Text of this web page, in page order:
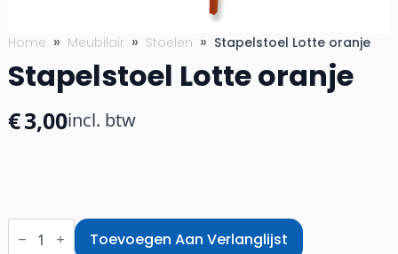
Home Meubilair Stoelen Stapelstoel Lotte oranje
Stapelstoel Lotte oranje
€3,00incl. btw
Stapelstoel
Lotte Toevoegen Aan Verlanglijst